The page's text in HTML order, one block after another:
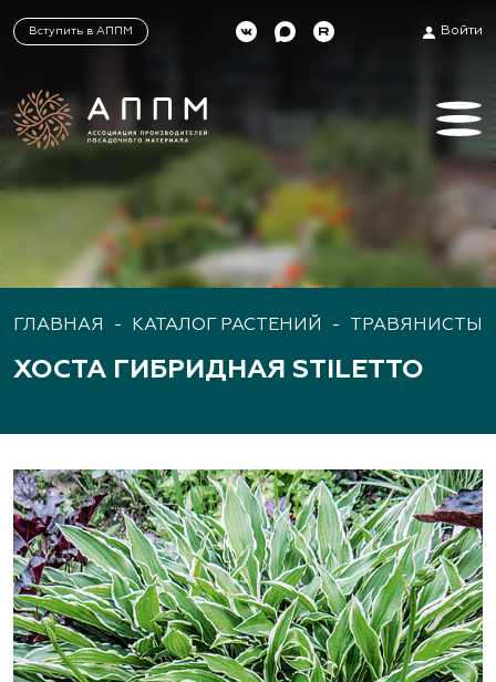
Вступить в АППМ Войти
ГЛАВНАЯ - КАТАЛОГ РАСТЕНИЙ -
ХОСТА ГИБРИДНАЯ STILETTO